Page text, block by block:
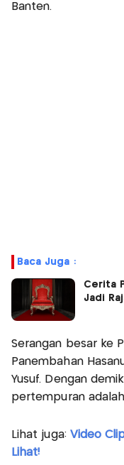
Banten.
Baca Juga :
Cerita
Jadi
Serangan besar ke
Panembahan
Yusuf. Dengan
pertempuran
Lihat juga: Video
Lihat!